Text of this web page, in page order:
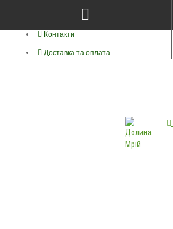
Контакти
Доставка та оплата